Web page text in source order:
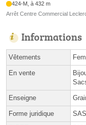
424-M, à 432 m
Arrêt Centre Commercial
Informations
Vêtements
En vente
Enseigne
Forme juridique SAS